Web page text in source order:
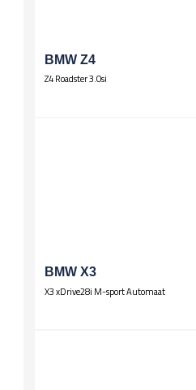
Wielen
Lichtmetalen velgen 16 inch
BMW Z4
Z4 Roadster 3.0si
BMW X3
X3 xDrive28i M-sport Automaat